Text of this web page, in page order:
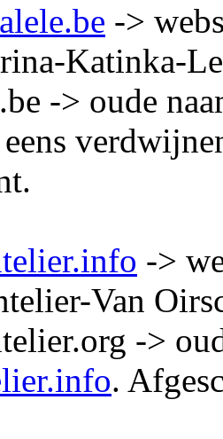
->
Katinka-
-> oude
->
Van
->
.